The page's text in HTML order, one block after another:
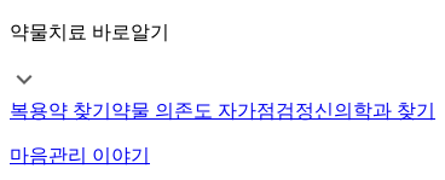
약물치료 바로알기
복용약 찾기 약물 의존도 자가점검정신의학과 찾기
마음관리 이야기